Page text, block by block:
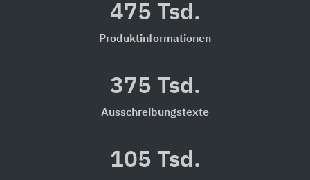
475 Tsd.
Produktinformationen
375 Tsd.
Ausschreibungstexte
105 Tsd.